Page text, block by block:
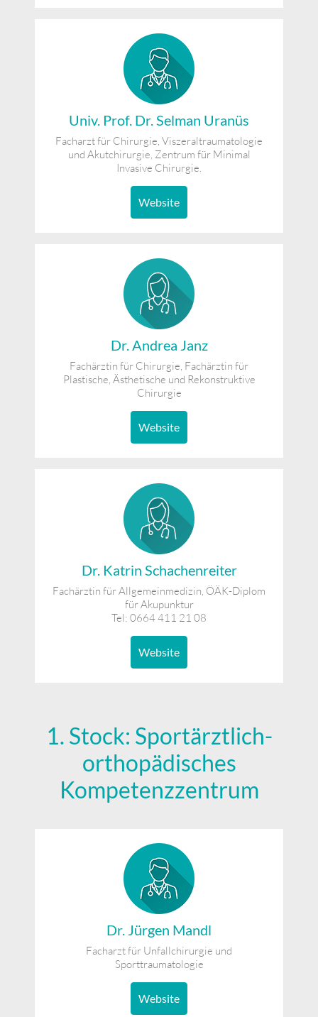
Univ. Prof. Dr. Selman Uranüs
Facharzt für Chirurgie, Viszeraltraumatologie
und Akutchirurgie, Zentrum für Minimal
Invasive Chirurgie.
Website
Dr. Andrea Janz
Fachärztin für Chirurgie, Fachärztin für
Plastische, Ästhetische und Rekonstruktive
Chirurgie
Website
Dr. Katrin Schachenreiter
Fachärztin für Allgemeinmedizin, ÖÄK-Diplom
für Akupunktur
Tel: 0664 411 21 08
Website
1. Stock: Sportärztlich-
orthopädisches
Kompetenzzentrum
Dr. Jürgen Mandl
Facharzt für Unfallchirurgie und
Sporttraumatologie
Website